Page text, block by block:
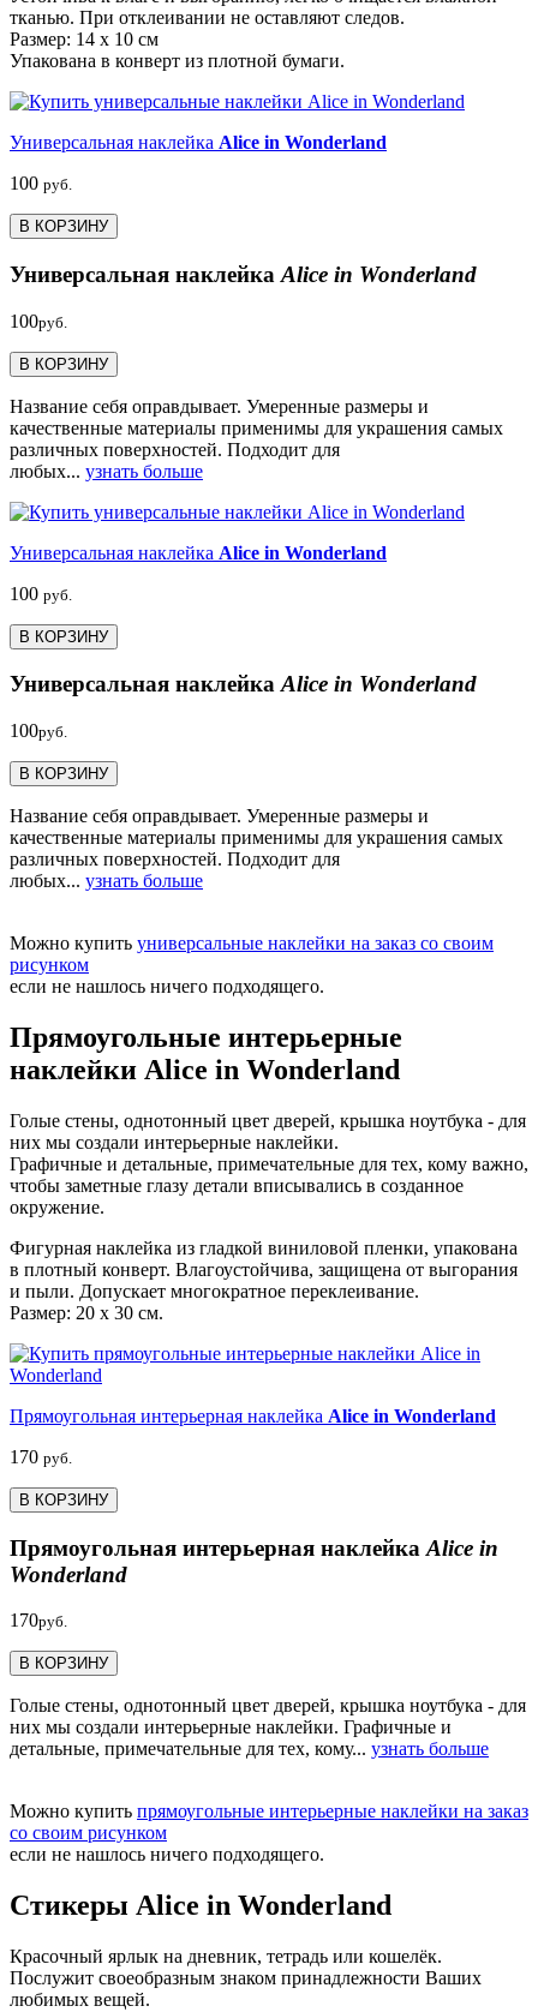
тканью. При отклеивании не оставляют следов.
Размер: 14 х 10 см
Упакована в конверт из плотной бумаги.
Универсальная наклейка Alice in Wonderland
100 руб.
В КОРЗИНУ
Универсальная наклейка Alice in Wonderland
100руб.
В КОРЗИНУ
Название себя оправдывает. Умеренные размеры и
качественные материалы применимы для украшения самых
различных поверхностей. Подходит для
любых... узнать больше
Универсальная наклейка Alice in Wonderland
100 руб.
В КОРЗИНУ
Универсальная наклейкаAlice in Wonderland
100руб.
В КОРЗИНУ
Название себя оправдывает. Умеренные размеры и
качественные материалы применимы для украшения самых
различных поверхностей. Подходит для
любых... узнать больше
Можно купить универсальные наклейки на заказ со своим
рисунком
если не нашлось ничего подходящего.
Прямоугольные интерьерные
наклейки Alice in Wonderland
Голые стены, однотонный цвет дверей, крышка ноутбука - для
них мы создали интерьерные наклейки.
Графичные и детальные, примечательные для тех, кому важно,
чтобы заметные глазу детали вписывались в созданное
окружение.
Фигурная наклейка из гладкой виниловой пленки, упакована
в плотный конверт. Влагоустойчива, защищена от выгорания
и пыли. Допускает многократное переклеивание.
Размер: 20 х 30 см.
Прямоугольная интерьерная наклейка Alice in Wonderland
170 руб.
В КОРЗИНУ
Прямоугольная интерьерная наклейка Alice in
Wonderland
170руб.
В КОРЗИНУ
Голые стены, однотонный цвет дверей, крышка ноутбука - для
них мы создали интерьерные наклейки. Графичные и
детальные, примечательные для тех, кому... узнать больше
Можно купить прямоугольные интерьерные наклейки на заказ
со своим рисунком
если не нашлось ничего подходящего.
Стикеры Alice in Wonderland
Красочный ярлык на дневник, тетрадь или кошелёк.
Послужит своеобразным знаком принадлежности Ваших
любимых вещей.